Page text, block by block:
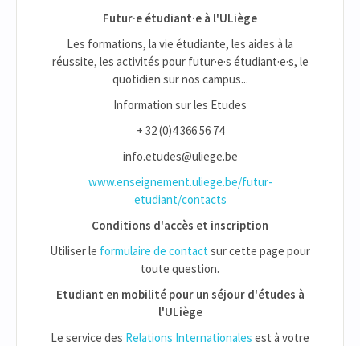
Futur·e étudiant·e à l'ULiège
Les formations, la vie étudiante, les aides à la
réussite, les activités pour futur·e·s étudiant·e·s, le
quotidien sur nos campus...
Information sur les Etudes
+ 32 (0)4 366 56 74
info.etudes@uliege.be
www.enseignement.uliege.be/futur-
etudiant/contacts
Conditions d'accès et inscription
Utiliser le formulaire de contact sur cette page pour
toute question.
Etudiant en mobilité pour un séjour d'études à
l'ULiège
Le service des Relations Internationales est à votre